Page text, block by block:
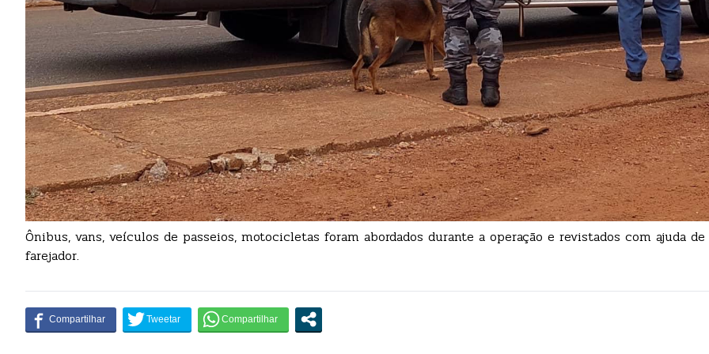
Ônibus, vans, veículos de passeios, motocicletas foram abordados durante a operação e revistados com ajuda de
farejador.